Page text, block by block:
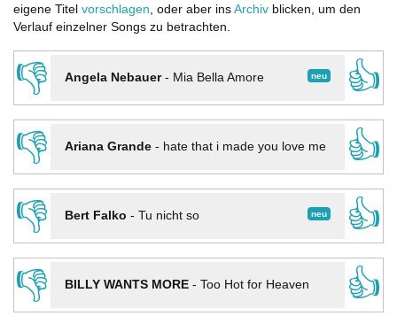
eigene Titel vorschlagen, oder aber ins Archiv blicken, um den
Verlauf einzelner Songs zu betrachten.
👎 neu
Angela Nebauer- Mia Bella Amore
👍
👎
Ariana Grande- hate that i made you love me
👍
👎
neu
Bert Falko - Tu nicht so
👍
👎
BILLY WANTS MORE- Too Hot for Heaven
👍